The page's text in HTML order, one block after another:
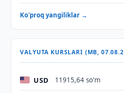
Ko'proq yangiliklar →
VALYUTA KURSLARI (MB,
USD 11915,64 so'm